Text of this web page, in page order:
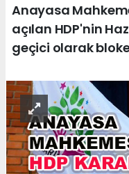
Anayasa
açılan HDP'nin
geçici olarak